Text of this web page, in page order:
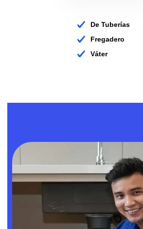
De Tuberías
Fregadero
Váter